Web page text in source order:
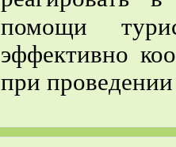
помощи
эффективно
при